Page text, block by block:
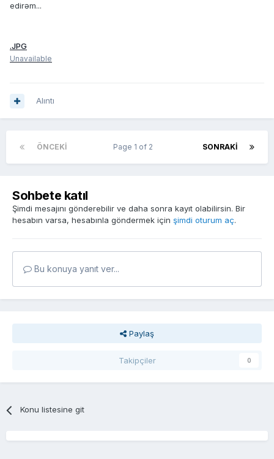
edirəm...
.JPG
Unavailable
Alıntı
ÖNCEKI SONRAKI
Page 1 of 2
Sohbete katıl
Şimdi mesajını gönderebilir ve daha sonra kayıt olabilirsin. Bir
hesabın varsa, hesabınla göndermek için şimdi oturum aç.
Bu konuya yanıt ver...
Paylaş
Takipçiler 0
Konu listesine git